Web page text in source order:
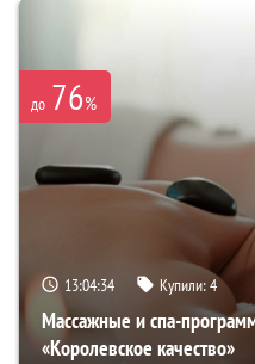
до 76%
13:04:33 Купили:4
Массажные и спа-
«Королевское качество»